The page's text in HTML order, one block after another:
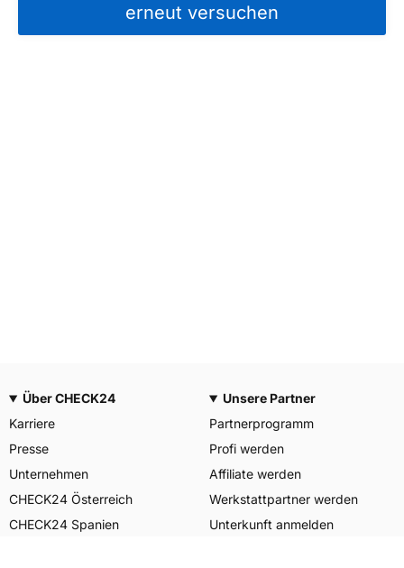
erneut versuchen
Über CHECK24
Karriere
Presse
Unternehmen
CHECK24 Österreich
CHECK24 Spanien
Unsere Partner
Partnerprogramm
Profi werden
Affiliate werden
Werkstattpartner werden
Unterkunft anmelden